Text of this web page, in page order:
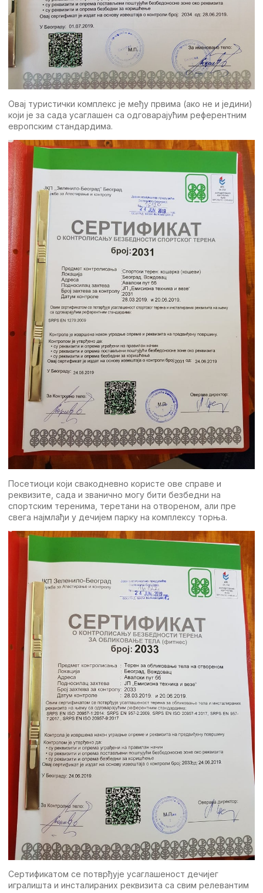
Овај туристички комплекс је међу првима (ако не и једини)
који је за сада усаглашен са одговарајућим референтним
европским стандардима.
Посетиоци који свакодневно користе ове справе и
реквизите, сада и званично могу бити безбедни на
спортским теренима, теретани на отвореном, али пре
свега најмлађи у дечијем парку на комплексу торња.
Сертификатом се потврђује усаглашеност дечијег
игралишта и инсталираних реквизита са свим релевантим